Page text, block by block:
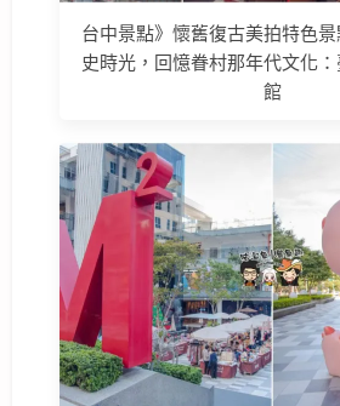
台中景點》懷舊復古美拍特色
史時光，回憶眷村那年代文化
館